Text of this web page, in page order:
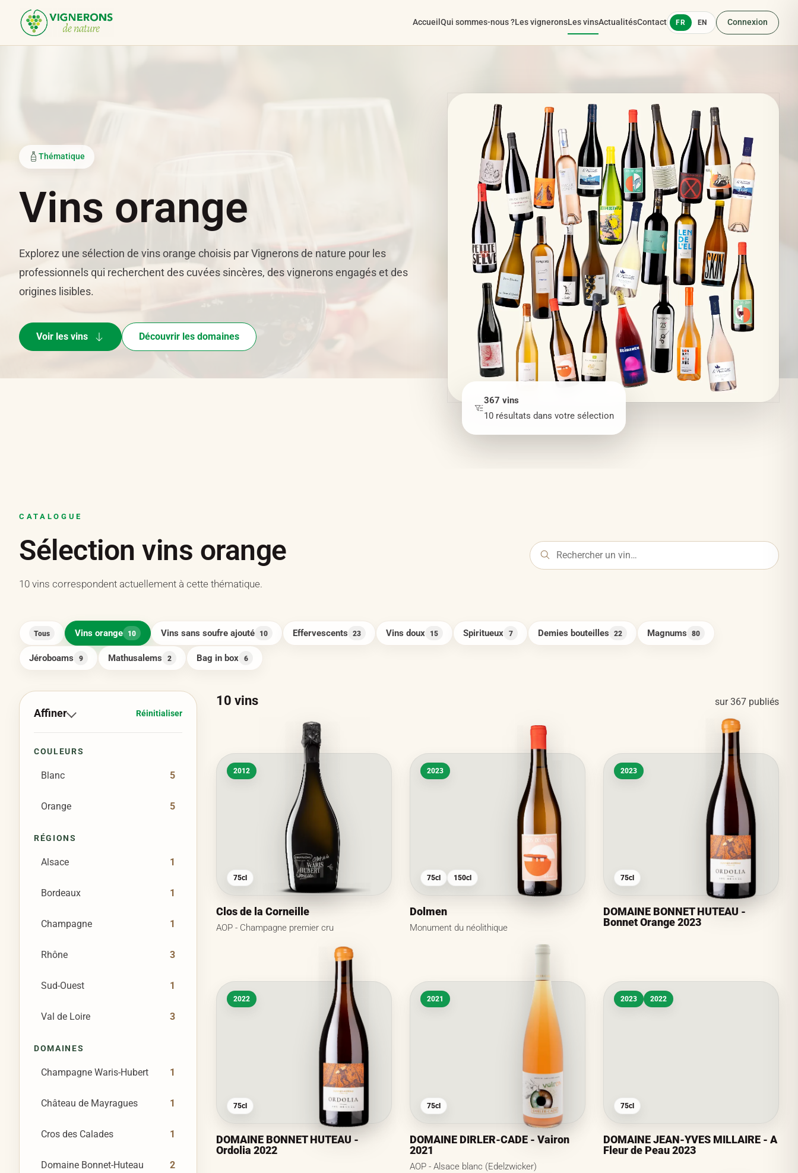
AccueilQui sommes-nous ?Les vigneronsLes vinsActualitésContact FR EN Connexion
Thématique
Vins orange
Explorez une sélection de vins orange choisis par Vignerons de nature pour les
professionnels qui recherchent des cuvées sincères, des vignerons engagés et des
origines lisibles.
Voir les vins Découvrir les domaines
367 vins
10 résultats dans votre sélection
CATALOGUE
Sélection vins orange
10 vins correspondent actuellement à cette thématique.
Tous Vins orange 10 Vins sans soufre ajouté 10 Effervescents 23 Vins doux 15 Spiritueux 7 Demies bouteilles 22 Magnums 80
Jéroboams 9 Mathusalems 2 Bag in box 6
Affiner Réinitialiser
COULEURS
Blanc 5
Orange 5
RÉGIONS
Alsace 1
Bordeaux 1
Champagne 1
Rhône 3
Sud-Ouest 1
Val de Loire 3
DOMAINES
Champagne Waris-Hubert 1
Château de Mayragues 1
Cros des Calades 1
Domaine Bonnet-Huteau 2
10 vins sur367 publiés
2012
75cl
Clos de la Corneille
AOP - Champagne premier cru
2023
75cl 150cl
Dolmen
Monument du néolithique
2023
75cl
DOMAINE BONNET HUTEAU -
Bonnet Orange 2023
2022
75cl
DOMAINE BONNET HUTEAU -
Ordolia 2022
2021
75cl
DOMAINE DIRLER-CADE - Vairon
2021
AOP - Alsace blanc (Edelzwicker)
2023 2022
75cl
DOMAINE JEAN-YVES MILLAIRE - A
Fleur de Peau 2023
Panneau de gestion des cookies